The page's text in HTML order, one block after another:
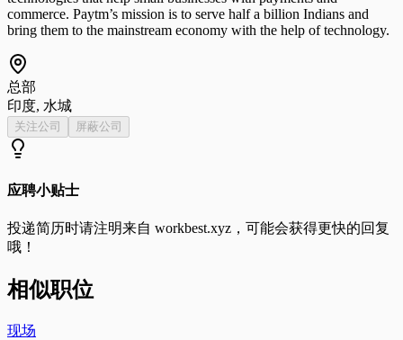
commerce. Paytm’s mission is to serve half a billion Indians and
bring them to the mainstream economy with the help of technology.
总部
印度, 水城
关注公司 屏蔽公司
应聘小贴士
投递简历时请注明来自 workbest.xyz ，可能会获得更快的回复
哦！
相似职位
现场